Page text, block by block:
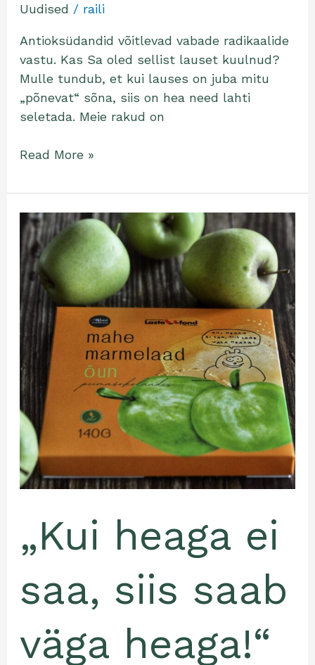
Uudised / raili
Antioksüdandid võitlevad vabade radikaalide
vastu. Kas Sa oled sellist lauset kuulnud?
Mulle tundub, et kui lauses on juba mitu
„põnevat“ sõna, siis on hea need lahti
seletada. Meie rakud on
Read More »
„Kui heaga ei
saa, siis saab
väga heaga!“
„Kui
heaga
ei
saa,
siis
saab
väga
heaga!“
Minna
mahe
marmelaad
õun
piimašokolaadis